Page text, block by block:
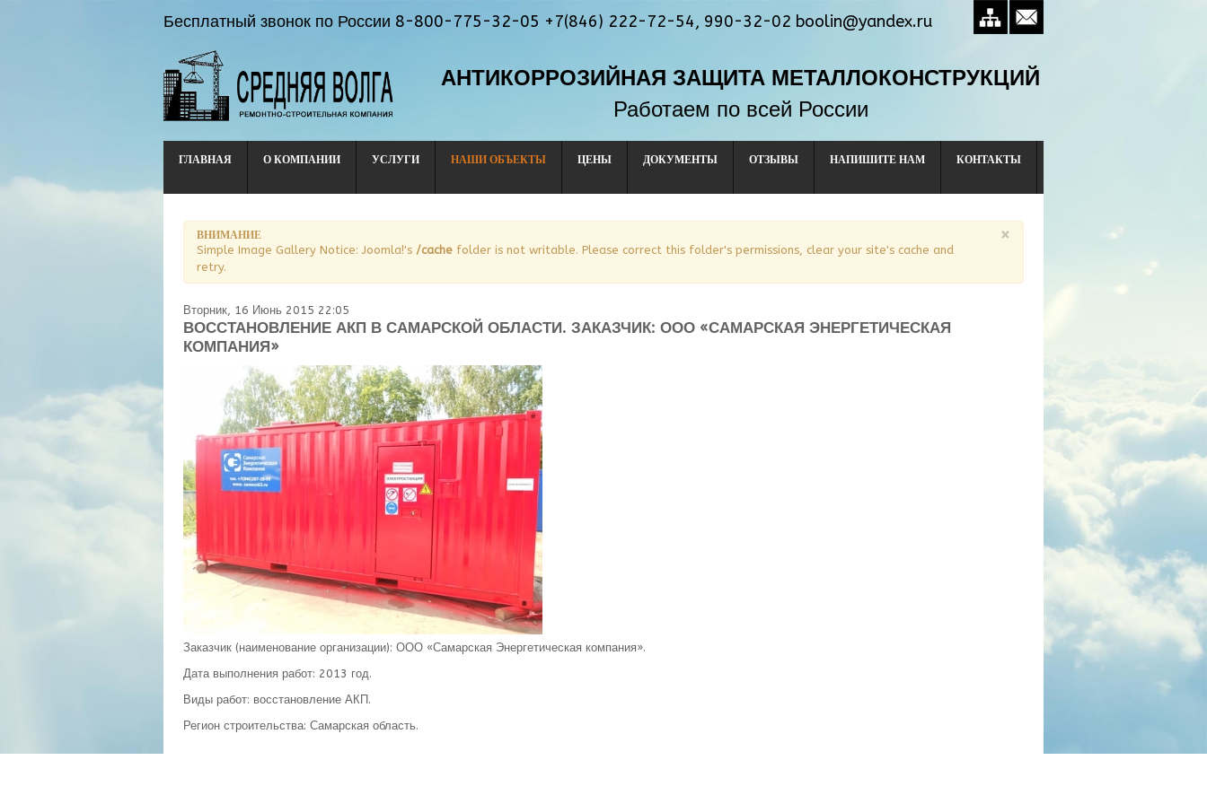
Бесплатный звонок по России 8-800-775-32-05 +7(846) 222-72-54, 990-32-02 boolin@yandex.ru
АНТИКОРРОЗИЙНАЯ ЗАЩИТА МЕТАЛЛОКОНСТРУКЦИЙ
Работаем по всей России
ГЛАВНАЯ О КОМПАНИИ УСЛУГИ НАШИ ОБЪЕКТЫ ЦЕНЫ ДОКУМЕНТЫ ОТЗЫВЫ НАПИШИТЕ НАМ КОНТАКТЫ
×
ВНИМАНИЕ
Simple Image Gallery Notice: Joomla!'s /cache folder is not writable. Please correct this folder's permissions, clear your site's cache and
retry.
Вторник, 16 Июнь 2015 22:05
ВОССТАНОВЛЕНИЕ АКП В САМАРСКОЙ ОБЛАСТИ. ЗАКАЗЧИК: ООО «САМАРСКАЯ ЭНЕРГЕТИЧЕСКАЯ
КОМПАНИЯ»
Заказчик (наименование организации): ООО «Самарская Энергетическая компания».
Дата выполнения работ: 2013 год.
Виды работ: восстановление АКП.
Регион строительства: Самарская область.